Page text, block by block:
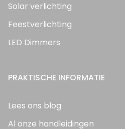
Solar verlichting
Feestverlichting
LED Dimmers
PRAKTISCHE INFORMATIE
Lees ons blog
Al onze handleidingen